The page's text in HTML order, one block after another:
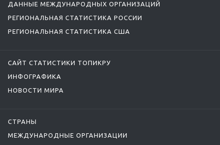
ДАННЫЕ МЕЖДУНАРОДНЫХ ОРГАНИЗАЦИЙ
РЕГИОНАЛЬНАЯ СТАТИСТИКА РОССИИ
РЕГИОНАЛЬНАЯ СТАТИСТИКА США
САЙТ СТАТИСТИКИ ТОПИКРУ
ИНФОГРАФИКА
НОВОСТИ МИРА
СТРАНЫ
МЕЖДУНАРОДНЫЕ ОРГАНИЗАЦИИ